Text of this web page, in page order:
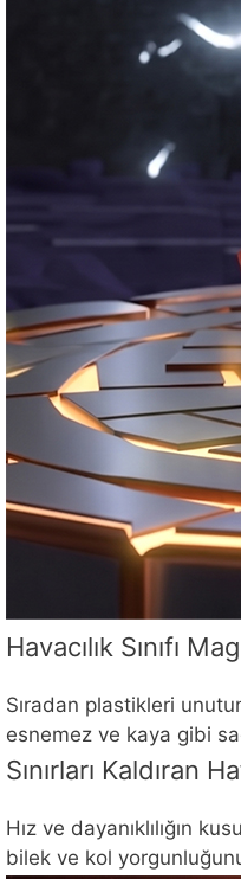
Havacılık Sınıfı
Sıradan plastikleri
esnemez ve kaya gibi
Sınırları Kaldıran
Hız ve dayanıklılığın
bilek ve kol